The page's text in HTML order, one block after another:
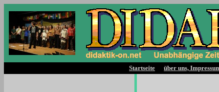
Startseite über uns,